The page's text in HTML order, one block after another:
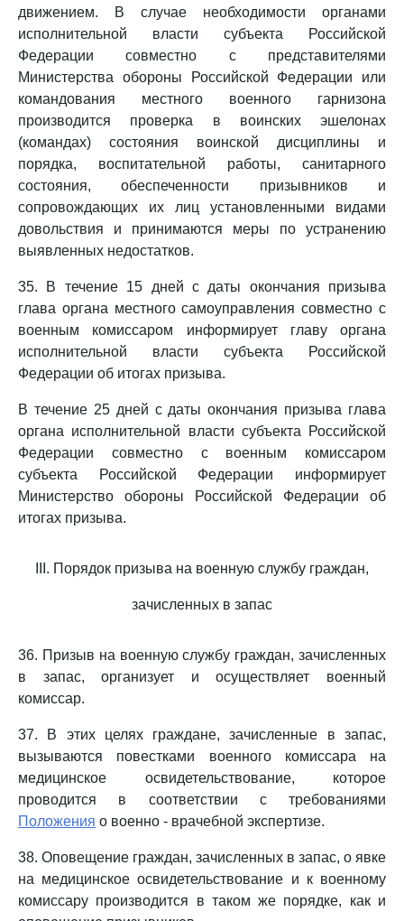
движением. В случае необходимости органами
исполнительной власти субъекта Российской
Федерации совместно с представителями
Министерства обороны Российской Федерации или
командования местного военного гарнизона
производится проверка в воинских эшелонах
(командах) состояния воинской дисциплины и
порядка, воспитательной работы, санитарного
состояния, обеспеченности призывников и
сопровождающих их лиц установленными видами
довольствия и принимаются меры по устранению
выявленных недостатков.
35. В течение 15 дней с даты окончания призыва
глава органа местного самоуправления совместно с
военным комиссаром информирует главу органа
исполнительной власти субъекта Российской
Федерации об итогах призыва.
В течение 25 дней с даты окончания призыва глава
органа исполнительной власти субъекта Российской
Федерации совместно с военным комиссаром
субъекта Российской Федерации информирует
Министерство обороны Российской Федерации об
итогах призыва.
III. Порядок призыва на военную службу граждан,
зачисленных в запас
36. Призыв на военную службу граждан, зачисленных
в запас, организует и осуществляет военный
комиссар.
37. В этих целях граждане, зачисленные в запас,
вызываются повестками военного комиссара на
медицинское освидетельствование, которое
проводится в соответствии с требованиями
Положения о военно - врачебной экспертизе.
38. Оповещение граждан, зачисленных в запас, о явке
на медицинское освидетельствование и к военному
комиссару производится в таком же порядке, как и